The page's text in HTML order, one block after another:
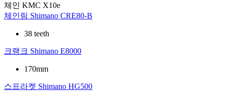
체인 KMC X10e
체인링 Shimano CRE80-B
38 teeth
크랭크 Shimano E8000
170mm
스프라켓 Shimano HG500